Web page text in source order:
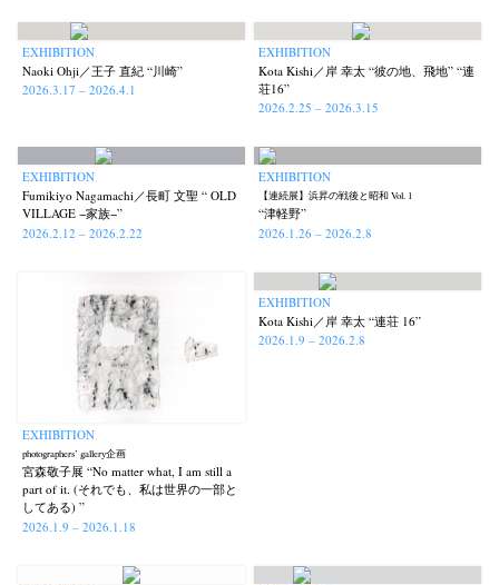
EXHIBITION
Naoki Ohji／王子 直紀 “川崎”
2026.3.17 – 2026.4.1
EXHIBITION
Kota Kishi／岸 幸太 “彼の地、飛地” “連
荘16”
2026.2.25 – 2026.3.15
EXHIBITION
Fumikiyo Nagamachi／長町 文聖 “ OLD
VILLAGE −家族−”
2026.2.12 – 2026.2.22
EXHIBITION
【連続展】浜昇の戦後と昭和 Vol. 1
“津軽野”
2026.1.26 – 2026.2.8
EXHIBITION
photographers’ gallery企画
宮森敬子展 “No matter what, I am still a
part of it. (それでも、私は世界の一部と
してある) ”
2026.1.9 – 2026.1.18
EXHIBITION
Kota Kishi／岸 幸太 “連荘 16”
2026.1.9 – 2026.2.8